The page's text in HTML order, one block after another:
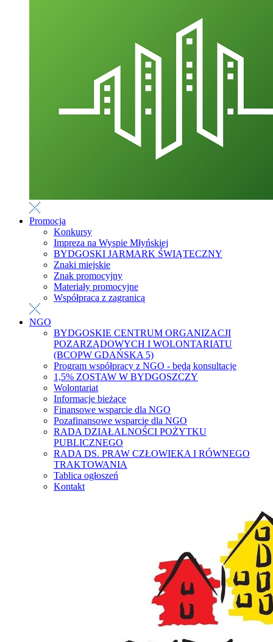
Promocja
Konkursy
Impreza na Wyspie Młyńskiej
BYDGOSKI JARMARK ŚWIĄTECZNY
Znaki miejskie
Znak promocyjny
Materiały promocyjne
Współpraca z zagranicą
NGO
BYDGOSKIE CENTRUM ORGANIZACJI
POZARZĄDOWYCH I WOLONTARIATU
(BCOPW GDAŃSKA 5)
Program współpracy z NGO - będą konsultacje
1,5% ZOSTAW W BYDGOSZCZY
Wolontariat
Informacje bieżące
Finansowe wsparcie dla NGO
Pozafinansowe wsparcie dla NGO
RADA DZIAŁALNOŚCI POŻYTKU
PUBLICZNEGO
RADA DS. PRAW CZŁOWIEKA I RÓWNEGO
TRAKTOWANIA
Tablica ogłoszeń
Kontakt